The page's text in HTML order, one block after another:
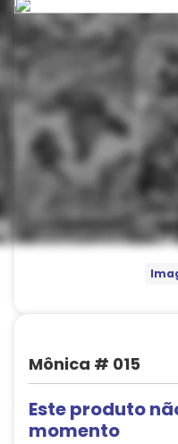
Mônica # 015
Este produto
momento